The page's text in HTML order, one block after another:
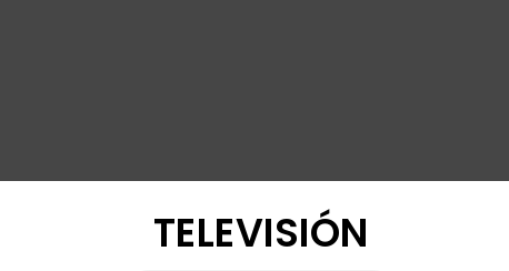
TELEVISIÓN